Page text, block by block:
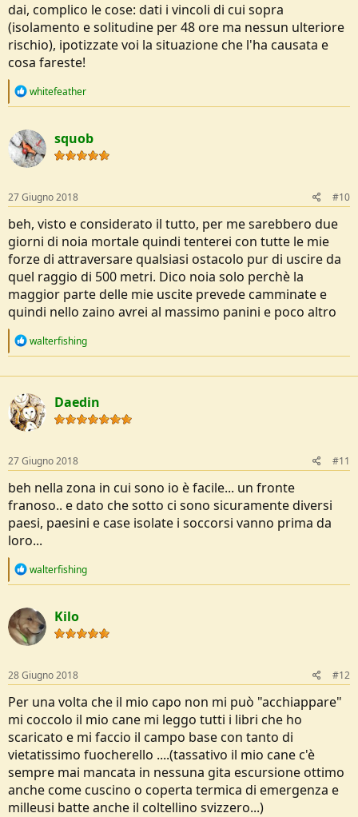
dai, complico le cose: dati i vincoli di cui sopra
(isolamento e solitudine per 48 ore ma nessun ulteriore
rischio), ipotizzate voi la situazione che l'ha causata e
cosa fareste!
R
c
t
i
o
s
:
whitefeather
squob
27 Giugno 2018 #10
beh, visto e considerato il tutto, per me sarebbero due
giorni di noia mortale quindi tenterei con tutte le mie
forze di attraversare qualsiasi ostacolo pur di uscire da
quel raggio di 500 metri. Dico noia solo perchè la
maggior parte delle mie uscite prevede camminate e
quindi nello zaino avrei al massimo panini e poco altro
R
c
t
i
o
n
:
walterfishing
Daedin
27 Giugno 2018 #11
beh nella zona in cui sono io è facile... un fronte
franoso.. e dato che sotto ci sono sicuramente diversi
paesi, paesini e case isolate i soccorsi vanno prima da
loro...
R
c
t
i
o
s
:
walterfishing
Kilo
28 Giugno 2018 #12
Per una volta che il mio capo non mi può "acchiappare"
mi coccolo il mio cane mi leggo tutti i libri che ho
scaricato e mi faccio il campo base con tanto di
vietatissimo fuocherello ....(tassativo il mio cane c'è
sempre mai mancata in nessuna gita escursione ottimo
anche come cuscino o coperta termica di emergenza e
milleusi batte anche il coltellino svizzero...)